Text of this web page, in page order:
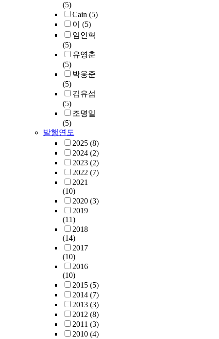
(5)
Cain (5)
이 (5)
임인혁
(5)
유영춘
(5)
박웅준
(5)
김유섭
(5)
조명일
(5)
발행연도
2025 (8)
2024 (2)
2023 (2)
2022 (7)
2021
(10)
2020 (3)
2019
(11)
2018
(14)
2017
(10)
2016
(10)
2015 (5)
2014 (7)
2013 (3)
2012 (8)
2011 (3)
2010 (4)